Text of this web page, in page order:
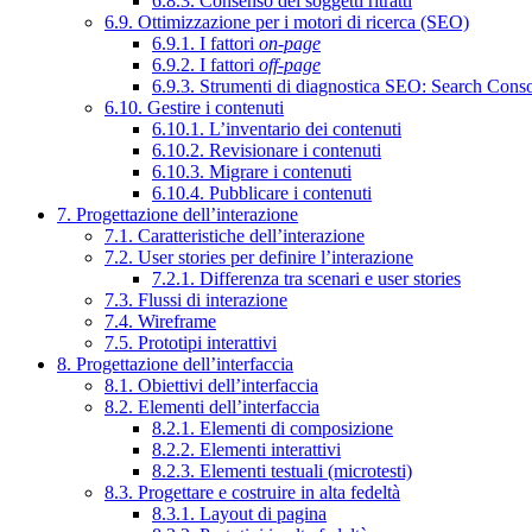
6.9. Ottimizzazione per i motori di ricerca (SEO)
6.9.1. I fattori on-page
6.9.2. I fattori off-page
6.9.3. Strumenti di diagnostica SEO: Search
6.10. Gestire i contenuti
6.10.1. L’inventario dei contenuti
6.10.2. Revisionare i contenuti
6.10.3. Migrare i contenuti
6.10.4. Pubblicare i contenuti
7. Progettazione dell’interazione
7.1. Caratteristiche dell’interazione
7.2. User stories per definire l’interazione
7.2.1. Differenza tra scenari e user stories
7.3. Flussi di interazione
7.4. Wireframe
7.5. Prototipi interattivi
8. Progettazione dell’interfaccia
8.1. Obiettivi dell’interfaccia
8.2. Elementi dell’interfaccia
8.2.1. Elementi di composizione
8.2.2. Elementi interattivi
8.2.3. Elementi testuali (microtesti)
8.3. Progettare e costruire in alta fedeltà
8.3.1. Layout di pagina